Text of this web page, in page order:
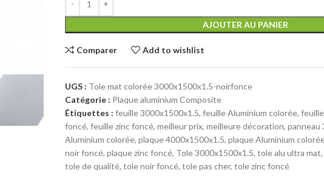
AJOUTER AU PANIER
Comparer Add to wishlist
UGS : Tole mat colorée 3000x1500x1.5-noirfonce
Catégorie : Plaque aluminium Composite
Étiquettes : feuille 3000x1500x1.5, feuille Aluminium colorée,
foncé, feuille zinc foncé, meilleur prix, meilleure décoration, panneau
Aluminium colorée, plaque 4000x1500x1.5, plaque Aluminium
noir foncé, plaque zinc foncé, Tole 3000x1500x1.5, tole alu ultra mat,
tole de qualité, tole noir foncé, tole pas cher, tole zinc foncé